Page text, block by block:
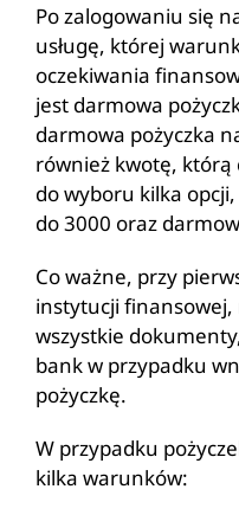
Po zalogowaniu się
usługę, której
oczekiwania
jest darmowa
darmowa pożyczka
również kwotę, którą
do wyboru kilka
do 3000 oraz
Co ważne, przy
instytucji finansowej,
wszystkie
bank w przypadku
pożyczkę.
W przypadku
kilka warunków: